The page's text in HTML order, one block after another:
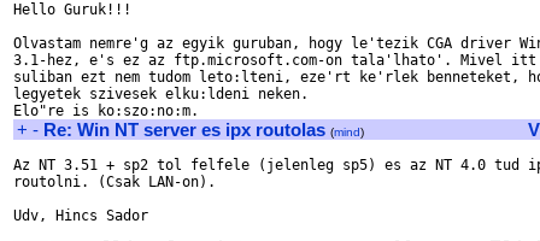
Hello Guruk!!!
Olvastam nemre'g az egyik guruban, hogy le'tezik CGA driver
3.1-hez, e's ez az ftp.microsoft.com-on tala'lhato'. Mivel
suliban ezt nem tudom leto:lteni, eze'rt ke'rlek benneteket,
legyetek szivesek elku:ldeni neken.
+ - Re: Win NT server es ipx routolas (mind)
Az NT 3.51 + sp2 tol felfele (jelenleg sp5) es az NT 4.0 tud
routolni. (Csak LAN-on).
Udv, Hincs Sador